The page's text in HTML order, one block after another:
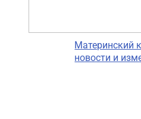
Материнский
новости и